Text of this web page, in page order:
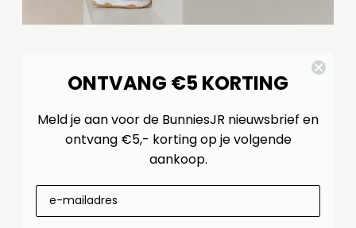
ONTVANG €5 KORTING
Meld je aan voor de BunniesJR nieuwsbrief en
ontvang €5,- korting op je volgende
aankoop.